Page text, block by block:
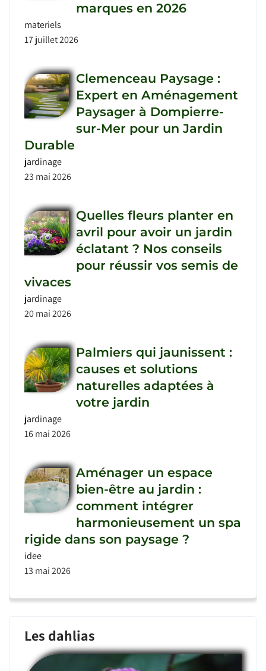
marques en 2026
materiels
17 juillet 2026
Clemenceau Paysage :
Expert en Aménagement
Paysager à Dompierre-
sur-Mer pour un Jardin
Durable
jardinage
23 mai 2026
Quelles fleurs planter en
avril pour avoir un jardin
éclatant ? Nos conseils
pour réussir vos semis de
vivaces
jardinage
20 mai 2026
Palmiers qui jaunissent :
causes et solutions
naturelles adaptées à
votre jardin
jardinage
16 mai 2026
Aménager un espace
bien-être au jardin :
comment intégrer
harmonieusement un spa
rigide dans son paysage ?
idee
13 mai 2026
Les dahlias